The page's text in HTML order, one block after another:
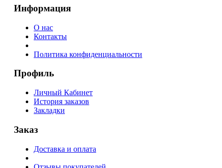
Информация
О нас
Контакты
Политика конфиденциальности
Профиль
Личный Кабинет
История заказов
Закладки
Заказ
Доставка и оплата